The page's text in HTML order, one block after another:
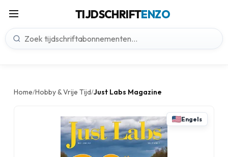
TIJDSCHRIFTENZO
Home/Hobby & Vrije Tijd/Just Labs Magazine
Engels